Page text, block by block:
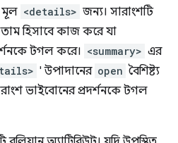
মূল <details> জন্য। সারাংশটি
হিসাবে কাজ করে যা
টগল করে। <summary> এর
' উপাদানের open বৈশিষ্ট্য
ভাইবোনের প্রদর্শনকে টগল